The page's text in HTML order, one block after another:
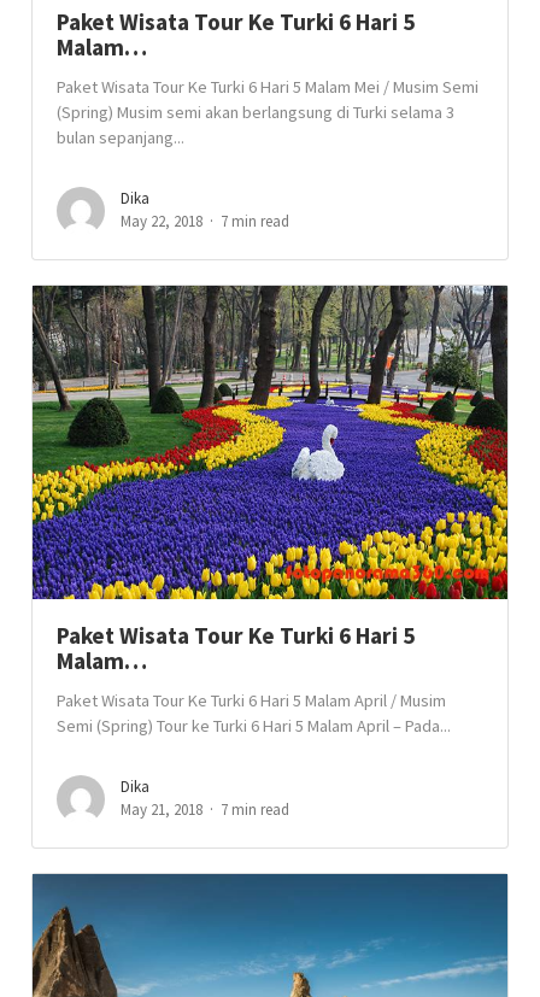
Paket Wisata Tour Ke Turki 6 Hari 5
Malam…
Paket Wisata Tour Ke Turki 6 Hari 5 Malam Mei / Musim Semi
(Spring) Musim semi akan berlangsung di Turki selama 3
bulan sepanjang...
Dika
May 22, 2018
7 min read
Paket Wisata Tour Ke Turki 6 Hari 5
Malam…
Paket Wisata Tour Ke Turki 6 Hari 5 Malam April / Musim
Semi (Spring) Tour ke Turki 6 Hari 5 Malam April – Pada...
Dika
May 21, 2018
7 min read